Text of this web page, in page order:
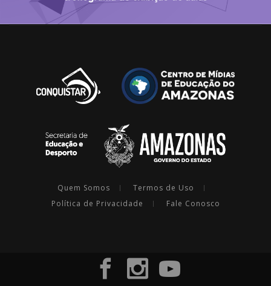
Quem Somos
Termos de Uso
Política de Privacidade
Fale Conosco